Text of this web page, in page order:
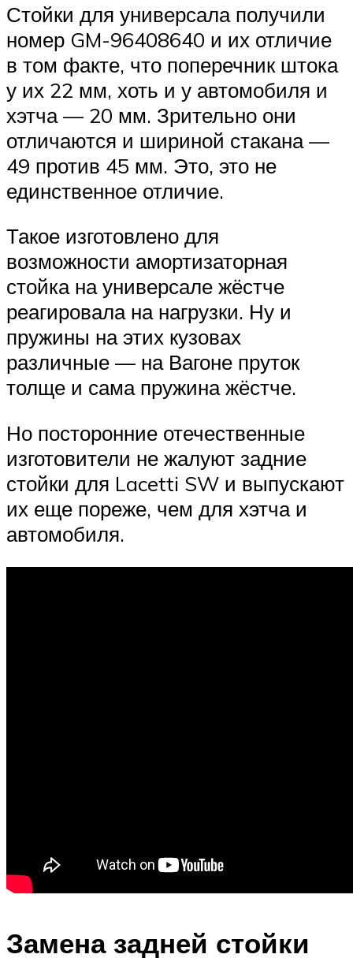
Стойки для универсала получили
номер GM-96408640 и их отличие
в том факте, что поперечник штока
у их 22 мм, хоть и у автомобиля и
хэтча — 20 мм. Зрительно они
отличаются и шириной стакана —
49 против 45 мм. Это, это не
единственное отличие.
Такое изготовлено для
возможности амортизаторная
стойка на универсале жёстче
реагировала на нагрузки. Ну и
пружины на этих кузовах
различные — на Вагоне пруток
толще и сама пружина жёстче.
Но посторонние отечественные
изготовители не жалуют задние
стойки для Lacetti SW и выпускают
их еще пореже, чем для хэтча и
автомобиля.
Замена задней стойки